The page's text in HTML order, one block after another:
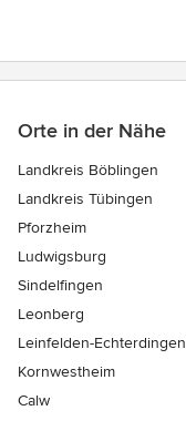
Orte in der Nähe
Landkreis Böblingen
Landkreis Tübingen
Pforzheim
Ludwigsburg
Sindelfingen
Leonberg
Leinfelden-Echterdingen
Kornwestheim
Calw